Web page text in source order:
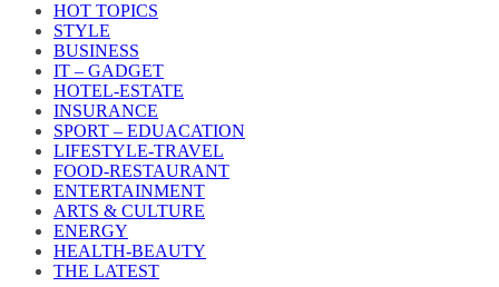
HOT TOPICS
STYLE
BUSINESS
IT – GADGET
HOTEL-ESTATE
INSURANCE
SPORT – EDUACATION
LIFESTYLE​-TRAVEL​
FOOD-RESTAURANT
ENTERTAINMENT
ARTS & CULTURE
ENERGY
HEALTH​-BEAUTY
THE LATEST